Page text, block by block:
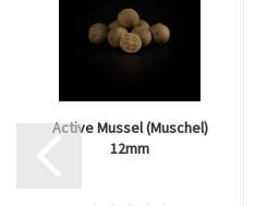
Active Mussel (Muschel)
12mm